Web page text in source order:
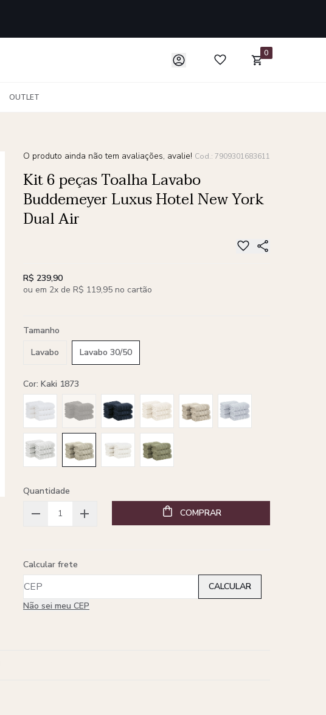
0
OUTLET
O produto ainda não tem avaliações, avalie! Cod.: 7909301683611
Kit 6 peças Toalha Lavabo
Buddemeyer Luxus Hotel New York
Dual Air
R$ 239,90
ou em 2x de R$ 119,95 no cartão
Tamanho
Lavabo
Lavabo 30/50
Cor: Kaki 1873
Quantidade
COMPRAR
Calcular frete
Não sei meu CEP